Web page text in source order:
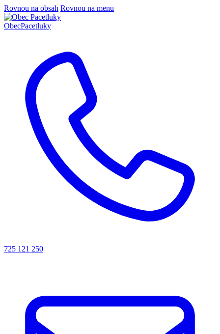
Rovnou na obsah Rovnou na menu
ObecPacetluky
725 121 250